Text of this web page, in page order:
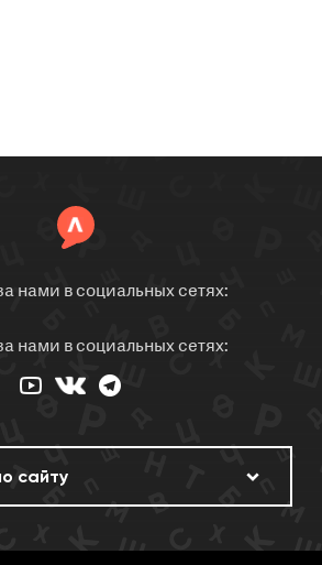
нами в социальных сетях:
нами в социальных сетях: